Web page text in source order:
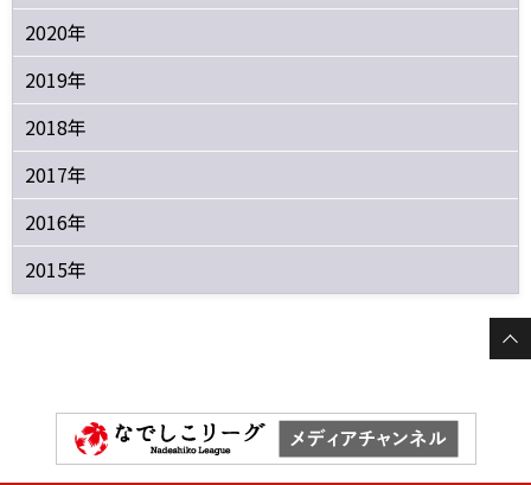
2020年
2019年
2018年
2017年
2016年
2015年